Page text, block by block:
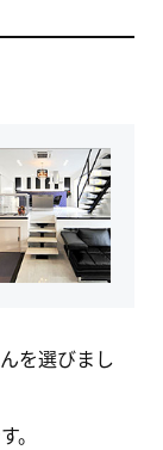
を選びまし
。